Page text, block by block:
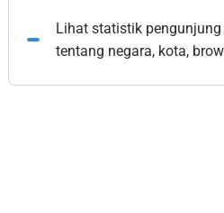
Lihat statistik pengunjung
tentang negara, kota,